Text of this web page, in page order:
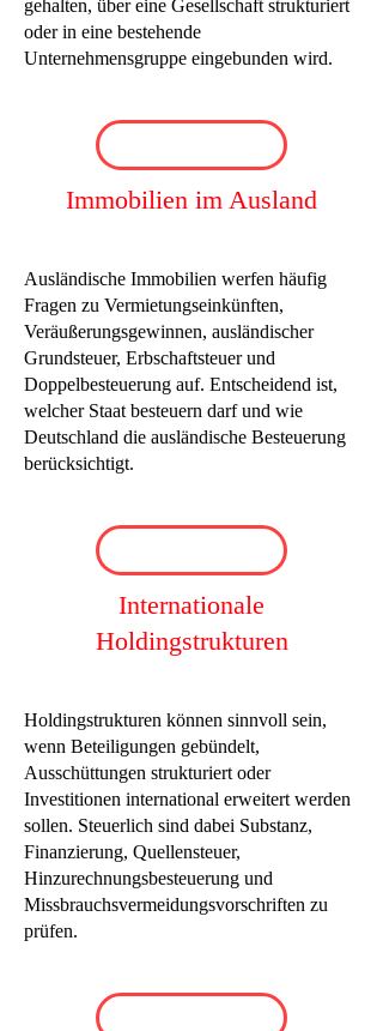
gehalten, über eine Gesellschaft strukturiert
oder in eine bestehende
Unternehmensgruppe eingebunden wird.
Immobilien im Ausland
Ausländische Immobilien werfen häufig
Fragen zu Vermietungseinkünften,
Veräußerungsgewinnen, ausländischer
Grundsteuer, Erbschaftsteuer und
Doppelbesteuerung auf. Entscheidend ist,
welcher Staat besteuern darf und wie
Deutschland die ausländische Besteuerung
berücksichtigt.
Internationale
Holdingstrukturen
Holdingstrukturen können sinnvoll sein,
wenn Beteiligungen gebündelt,
Ausschüttungen strukturiert oder
Investitionen international erweitert werden
sollen. Steuerlich sind dabei Substanz,
Finanzierung, Quellensteuer,
Hinzurechnungsbesteuerung und
Missbrauchsvermeidungsvorschriften zu
prüfen.